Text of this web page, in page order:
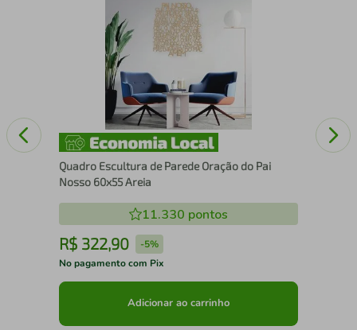
Quadro Escultura de Parede Oração do Pai
Nosso 60x55 Areia
11.330 pontos
R$ 322,90 -5%
No pagamento com Pix
Adicionar ao carrinho